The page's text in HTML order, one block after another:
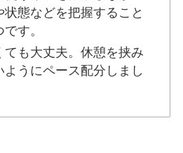
状態などを把握すること
す。
ても大丈夫。休憩を挟み
ようにペース配分しまし